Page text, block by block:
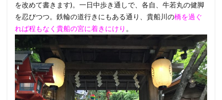
を改めて書きます)。一日中歩き通しで、各自、牛若丸の健脚
を忍びつつ。鉄輪の道行きにもある通り、貴船川の橋を過ぐ
れば程もなく貴船の宮に着きにけり 。